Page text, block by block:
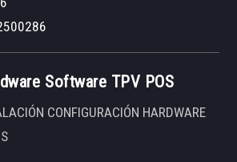
Software TPV POS
CONFIGURACIÓN HARDWARE